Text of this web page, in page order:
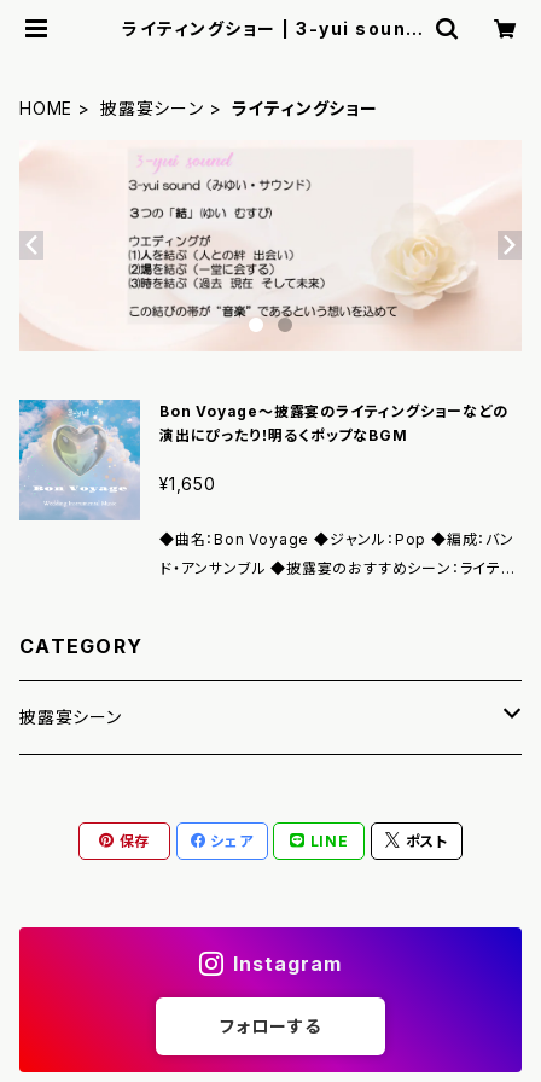
ライティングショー | 3-yui sound
HOME
披露宴シーン ライティングショー
Bon Voyage〜披露宴のライティングショーなどの
演出にぴったり！明るくポップなBGM
¥1,650
◆曲名：Bon Voyage ◆ジャンル：Pop ◆編成：バン
ド・アンサンブル ◆披露宴のおすすめシーン：ライティ
CATEGORY
披露宴シーン
手紙朗読
プロフィール紹介
保存 シェア LINE ポスト
Instagram
フォローする